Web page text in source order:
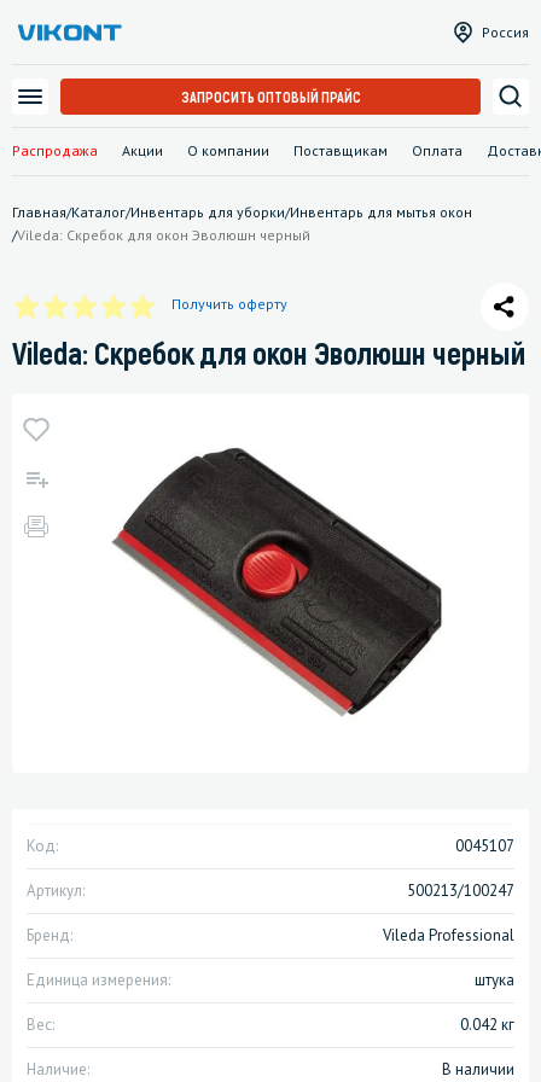
Распродажа Акции О компании Поставщикам Оплата
Россия
ЗАПРОСИТЬ ОПТОВЫЙ ПРАЙС
Главная/Каталог/Инвентарь для уборки/Инвентарь для мытья окон
/Vileda: Скребок для окон Эволюшн черный
Получить оферту
Vileda: Скребок для окон Эволюшн черный
Код: 0045107
Артикул: 500213/100247
Бренд: Vileda Professional
Единица измерения: штука
Вес: 0.042 кг
Наличие:
В наличии